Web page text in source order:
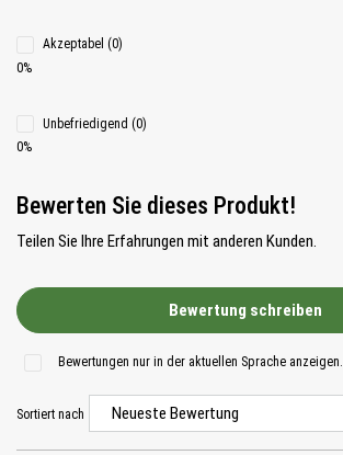
Akzeptabel (0)
0%
Unbefriedigend (0)
0%
Bewerten Sie dieses Produkt!
Teilen Sie Ihre Erfahrungen mit anderen Kunden.
Bewertung schreiben
Bewertungen nur in der aktuellen Sprache anzeigen.
Sortiert nach